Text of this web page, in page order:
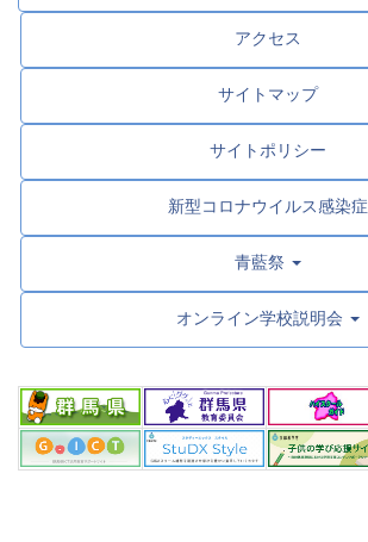
アクセス
サイトマップ
サイトポリシー
新型コロナウイルス感染症
青藍祭
オンライン学校説明会